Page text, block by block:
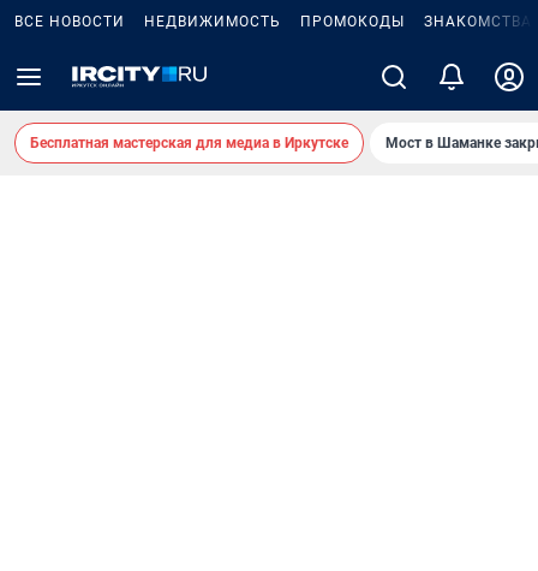
ВСЕ НОВОСТИ НЕДВИЖИМОСТЬ ПРОМОКОДЫ ЗНАКОМСТВА
Бесплатная мастерская для медиа в Иркутске Мост в Шаманке